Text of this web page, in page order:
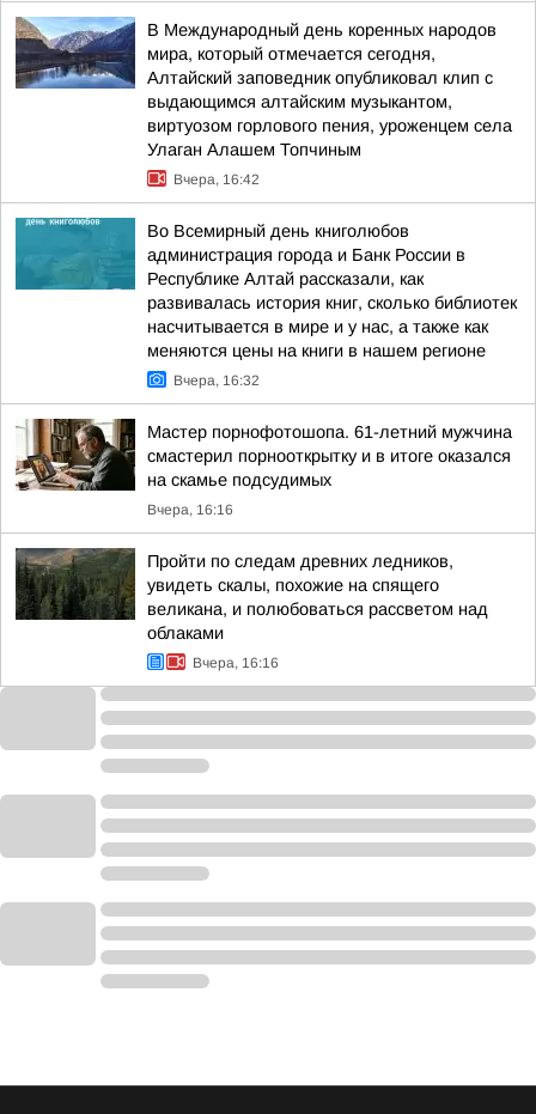
В Международный день коренных народов
мира, который отмечается сегодня,
Алтайский заповедник опубликовал клип с
выдающимся алтайским музыкантом,
виртуозом горлового пения, уроженцем села
Улаган Алашем Топчиным
Вчера, 16:42
Во Всемирный день книголюбов
администрация города и Банк России в
Республике Алтай рассказали, как
развивалась история книг, сколько библиотек
насчитывается в мире и у нас, а также как
меняются цены на книги в нашем регионе
Вчера, 16:32
Мастер порнофотошопа. 61-летний мужчина
смастерил порнооткрытку и в итоге оказался
на скамье подсудимых
Вчера, 16:16
Пройти по следам древних ледников,
увидеть скалы, похожие на спящего
великана, и полюбоваться рассветом над
облаками
Вчера, 16:16